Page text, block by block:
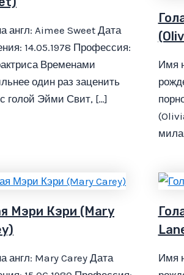
англ: Aimee Sweet Дата
14.05.1978 Профессия:
Временами
один раз заценить
голой Эйми Свит, […]
Имя
Мэри Кэри (Mary
англ: Mary Carey Дата
Имя